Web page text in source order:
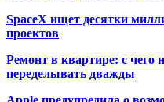
SpaceX ищет десятки
проектов
Ремонт в квартире: с чего
переделывать дважды